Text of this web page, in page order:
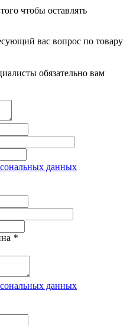
чтобы оставлять
вас вопрос по товару
обязательно вам
данных
*
данных